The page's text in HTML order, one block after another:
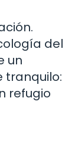
del
un
tranquilo:
refugio